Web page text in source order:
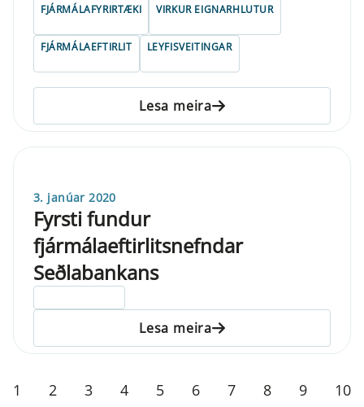
FJÁRMÁLAFYRIRTÆKI VIRKUR EIGNARHLUTUR
FJÁRMÁLAEFTIRLIT LEYFISVEITINGAR
Lesa meira
3. janúar 2020
Fyrsti fundur
fjármálaeftirlitsnefndar
Seðlabankans
Lesa meira
1 2 3 4 5 6 7 8 9 10